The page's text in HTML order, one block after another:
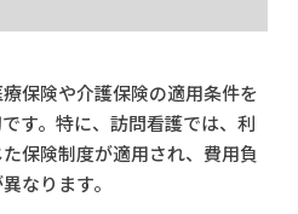
保険や介護保険の適用条件を
す。特に、訪問看護では、利
保険制度が適用され、費用負
なります。